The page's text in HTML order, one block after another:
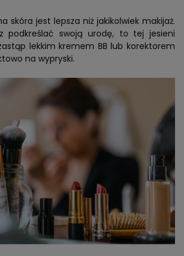
skóra jest lepsza niż jakikolwiek makijaż.
podkreślać swoją urodę, to tej jesieni
lekkim kremem BB lub korektorem
na wypryski.